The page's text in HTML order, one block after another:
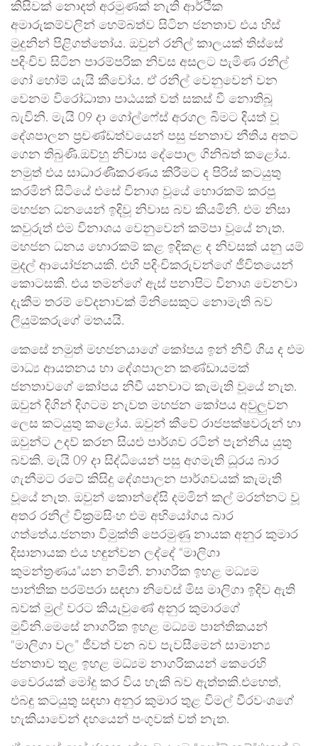
කිසිවක් නොදත් අරමුණක් නැති ආර්ථික
අමාරුකම්වලින් හෙම්බත්ව සිටින ජනතාව එය හිස්
මුදුනින් පිළිගත්තෝය. ඔවුන් රනිල් කාලයක් තිස්සේ
පදිංචිව සිටින පාරම්පරික නිවස අසලට පැමිණ රනිල්
ගෝ හෝම් යැයි කීවෝය. ඒ රනිල් වෙනුවෙන් වන
වෙනම විරෝධාතා පාඨයක් වත් සකස් වී නොතිබූ
බැවිනි. මැයි 09 දා ගෝල්ෆේස් අරගල බිමට දියත් වූ
දේශපාලන ප්‍රචණ්ඩත්වයෙන් පසු ජනතාව නීතිය අතට
ගෙන තිබුණි.ඔව්හු නිවාස දේපොල ගිනිබත් කළෝය.
නමුත් එය සාධාරණීකරණය කිරීමට ද පිරිස් කටයුතු
කරමින් සිටියේ එසේ විනාශ වූයේ හොරකම් කරපු
මහජන ධනයෙන් ඉදිවූ නිවාස බව කියමිනි. එම නිසා
කවුරුත් එම විනාශය වෙනුවෙන් කම්පා වූයේ නැත.
මහජන ධනය හොරකම් කළ ඉදිකළ ද නිවසක් යනු යම්
මුදල් ආයෝජනයකි. එහි පදිංචිකරුවන්ගේ ජීවිතයෙන්
කොටසකි. එය තමන්ගේ ඇස් පනාපිට විනාශ වෙනවා
දැකීම තරම් වේදනාවක් මිනිසෙකුට නොමැති බව
ලියුම්කරුගේ මතයයි.
කෙසේ නමුත් මහජනයාගේ කෝපය ඉන් නිවි ගිය ද එම
මාධ්‍ය ආයතනය හා දේශපාලන කණ්ඩායමක්
ජනතාවගේ කෝපය නිවී යනවාට කැමැති වූයේ නැත.
ඔවුන් දිගින් දිගටම නැවත මහජන කෝපය අවුලුවන
ලෙස කටයුතු කළෝය. ඔවුන් කීවේ රාජපක්ෂවරුන් හා
ඔවුන්ට උදව් කරන සියළු පාර්ශව රටින් පැන්නිය යුතු
බවකි. මැයි 09 දා සිද්ධියෙන් පසු අගමැති ධූරය බාර
ගැනීමට රටේ කිසිදු දේශපාලන පාර්ශවයක් කැමැති
වූයේ නැත. ඔවුන් කොන්දේසි දමමින් කල් මරන්නට වූ
අතර රනිල් වික්‍රමසිංහ එම අභියෝගය බාර
ගත්තේය.ජනතා විමුක්ති පෙරමුණු නායක අනුර කුමාර
දිසානායක එය හඳුන්වන ලද්දේ “මාලිගා
කුමන්ත්‍රණය”යන නමිනි. නාගරික ඉහළ මධ්‍යම
පාන්තික පරම්පරා සඳහා නිවෙස් මිස මාලිගා ඉදිව ඇති
බවක් මුල් වරට කියැවුණේ අනුර කුමාරගේ
මුවිනි.මෙසේ නාගරික ඉහළ මධ්‍යම පාන්තිකයන්
“මාලිගා වල” ජීවත් වන බව පැවසීමෙන් සාමාන්‍ය
ජනතාව තුළ ඉහළ මධ්‍යම නාගරිකයන් කෙරෙහි
වෛරයක් මෝදු කර විය හැකි බව ඇත්තකි.එහෙත්,
එබඳු කටයුතු සඳහා අනුර කුමාර තුළ විමල් වීරවංශගේ
හැකියාවෙන් දහයෙන් පංගුවක් වත් නැත.